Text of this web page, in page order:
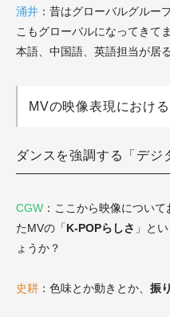
涌井 ：昔はグローバルグルー
こもグローバルになってきて
本語、中国語、英語担当が居
MVの映像表現におけ
ダンスを強調する「デジ
CGW ：ここから映像につい
たMVの「K-POPらしさ 」と
ょうか？
史耕 ：色味とか動きとか、 振